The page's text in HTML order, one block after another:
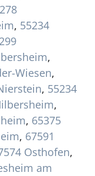
, 55234
,
Wiesen,
, 55234
,
, 65375
, 67591
Osthofen,
am